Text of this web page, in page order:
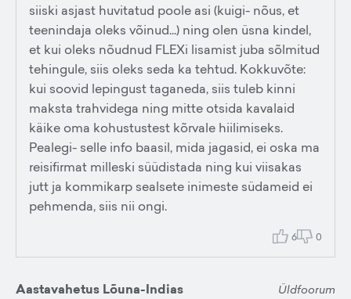
siiski asjast huvitatud poole asi (kuigi- nõus, et
teenindaja oleks võinud...) ning olen üsna kindel,
et kui oleks nõudnud FLEXi lisamist juba sõlmitud
tehingule, siis oleks seda ka tehtud. Kokkuvõte:
kui soovid lepingust taganeda, siis tuleb kinni
maksta trahvidega ning mitte otsida kavalaid
käike oma kohustustest kõrvale hiilimiseks.
Pealegi- selle info baasil, mida jagasid, ei oska ma
reisifirmat milleski süüdistada ning kui viisakas
jutt ja kommikarp sealsete inimeste südameid ei
pehmenda, siis nii ongi.
6 0
Aastavahetus Lõuna-Indias Üldfoorum